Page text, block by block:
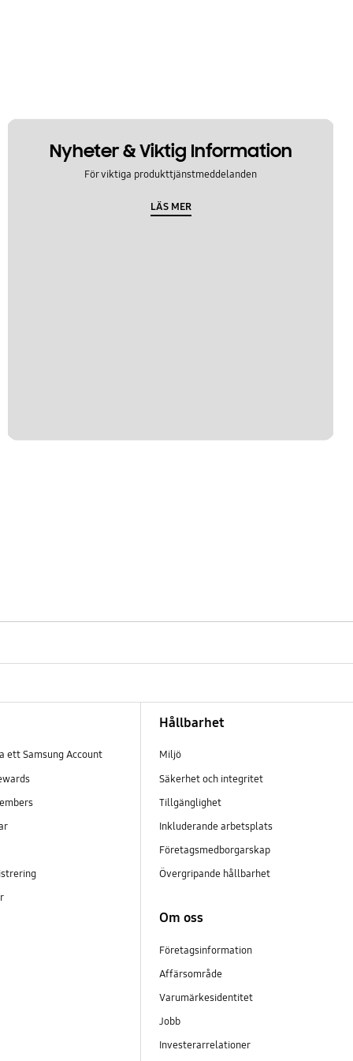
Nyheter & Viktig Information
För viktiga produkttjänstmeddelanden
LÄS MER
ett Samsung Account
Hållbarhet
Miljö
Säkerhet och integritet
Tillgänglighet
Inkluderande arbetsplats
Företagsmedborgarskap
Övergripande hållbarhet
Om oss
Företagsinformation
Affärsområde
Varumärkesidentitet
Jobb
Investerarrelationer